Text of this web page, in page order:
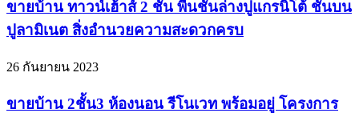
ขายบ้าน ทาวน์เฮ้าส์ 2 ชั้น พื้นชั้นล่างปูแกรนิโต้ ชั้นบน
ปูลามิเนต สิ่งอำนวยความสะดวกครบ
26 กันยายน 2023
ขายบ้าน 2ชั้น3 ห้องนอน รีโนเวท พร้อมอยู่ โครงการ